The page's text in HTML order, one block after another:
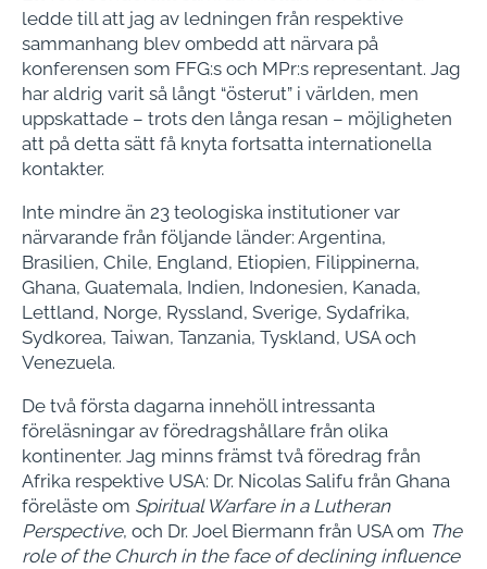
ledde till att jag av ledningen från respektive
sammanhang blev ombedd att närvara på
konferensen som FFG:s och MPr:s representant. Jag
har aldrig varit så långt “österut” i världen, men
uppskattade – trots den långa resan – möjligheten
att på detta sätt få knyta fortsatta internationella
kontakter.
Inte mindre än 23 teologiska institutioner var
närvarande från följande länder: Argentina,
Brasilien, Chile, England, Etiopien, Filippinerna,
Ghana, Guatemala, Indien, Indonesien, Kanada,
Lettland, Norge, Ryssland, Sverige, Sydafrika,
Sydkorea, Taiwan, Tanzania, Tyskland, USA och
Venezuela.
De två första dagarna innehöll intressanta
föreläsningar av föredragshållare från olika
kontinenter. Jag minns främst två föredrag från
Afrika respektive USA: Dr. Nicolas Salifu från Ghana
föreläste om Spiritual Warfare in a Lutheran
Perspective, och Dr. Joel Biermann från USA om The
role of the Church in the face of declining influence